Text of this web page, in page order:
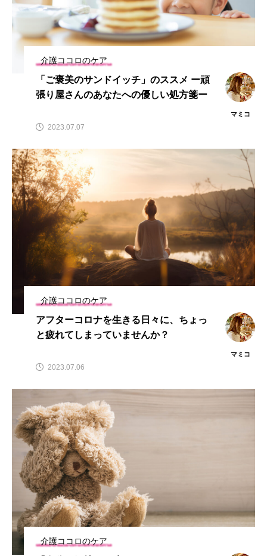
介護ココロのケア
「ご褒美のサンドイッチ」のススメ ー頑
張り屋さんのあなたへの優しい処方箋ー
マミコ
2023.07.07
介護ココロのケア
アフターコロナを生きる日々に、ちょっ
と疲れてしまっていませんか？
マミコ
2023.07.06
介護ココロのケア